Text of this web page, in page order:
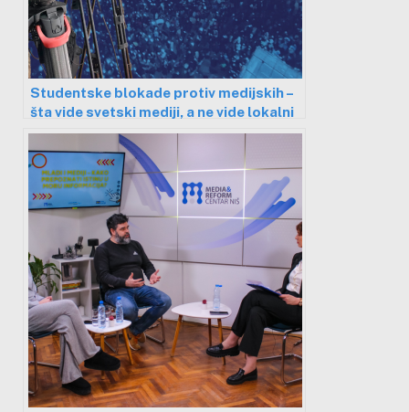
Studentske blokade protiv medijskih –
šta vide svetski mediji, a ne vide lokalni
u Nišu